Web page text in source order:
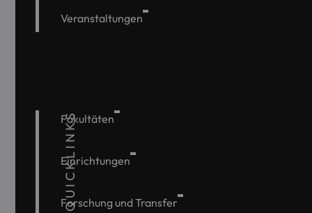
Veranstaltungen
QUICKLINKS
Fakultäten
Einrichtungen
Forschung und Transfer